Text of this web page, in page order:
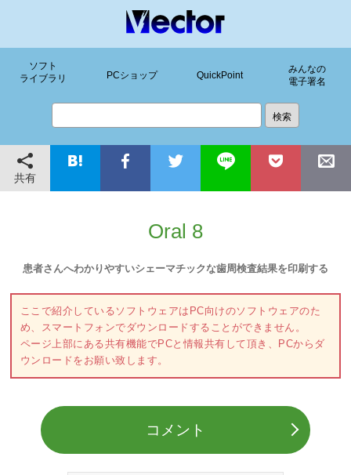
ソフト
ライブラリ
PCショップ QuickPoint
みんなの
電子署名
共有
Oral 8
患者さんへわかりやすいシェーマチックな歯周検査結果を印刷する
ここで紹介しているソフトウェアはPC向けのソフトウェアのた
め、スマートフォンでダウンロードすることができません。
ページ上部にある共有機能でPCと情報共有して頂き、PCからダ
ウンロードをお願い致します。
コメント